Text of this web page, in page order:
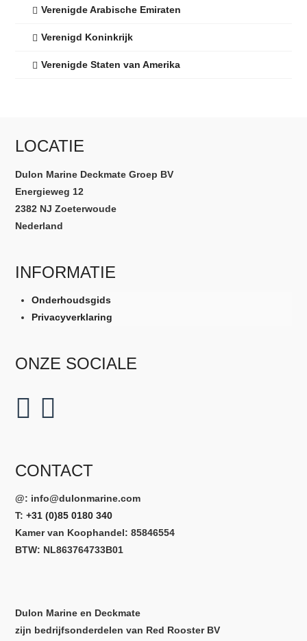
Verenigde Arabische Emiraten
Verenigd Koninkrijk
Verenigde Staten van Amerika
LOCATIE
Dulon Marine Deckmate Groep BV
Energieweg 12
2382 NJ Zoeterwoude
Nederland
INFORMATIE
Onderhoudsgids
Privacyverklaring
ONZE SOCIALE
CONTACT
@: info@dulonmarine.com
T: +31 (0)85 0180 340
Kamer van Koophandel: 85846554
BTW: NL863764733B01
Dulon Marine en Deckmate
zijn bedrijfsonderdelen van Red Rooster BV